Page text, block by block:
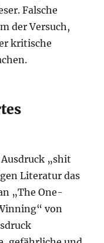
Falsche
der Versuch,
kritische
„shit
Literatur das
„The One-
von